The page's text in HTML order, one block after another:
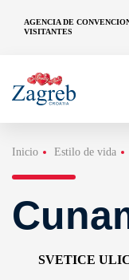
AGENCIA DE
VISITANTES
Inicio Estilo de vida
SVETICE